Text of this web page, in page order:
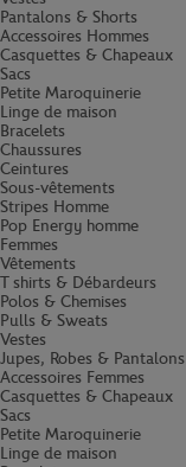
Pantalons & Shorts
Accessoires Hommes
Casquettes & Chapeaux
Sacs
Petite Maroquinerie
Linge de maison
Bracelets
Chaussures
Ceintures
Sous-vêtements
Stripes Homme
Pop Energy homme
Femmes
Vêtements
T shirts & Débardeurs
Polos & Chemises
Pulls & Sweats
Vestes
Jupes, Robes & Pantalons
Accessoires Femmes
Casquettes & Chapeaux
Sacs
Petite Maroquinerie
Linge de maison